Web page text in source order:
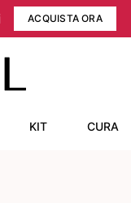
ACQUISTA ORA
KIT CURA